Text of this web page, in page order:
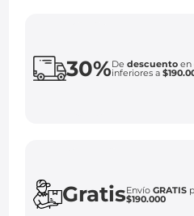
30%Dedescuento en
inferiores a
GratisEnvíoGRATIS
$190.000